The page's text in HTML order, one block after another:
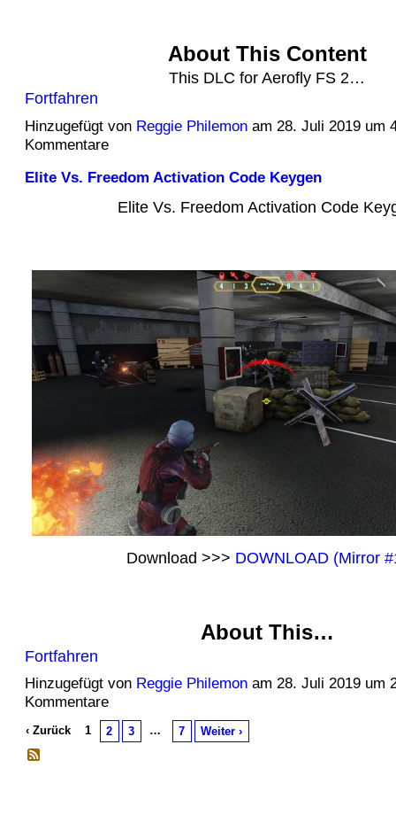
About This Content
This DLC for Aerofly FS 2…
Fortfahren
Hinzugefügt von Reggie Philemonam 28. Juli 2019 um
Kommentare
Elite Vs. Freedom Activation Code Keygen
Elite Vs. Freedom Activation Code
Download >>> DOWNLOAD (Mirror
About This…
Fortfahren
Hinzugefügt von Reggie Philemonam 28. Juli 2019 um
Kommentare
‹ Zurück 1 2 3 … 7 Weiter ›